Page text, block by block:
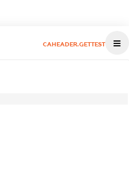
CAHEADER.GETTEST